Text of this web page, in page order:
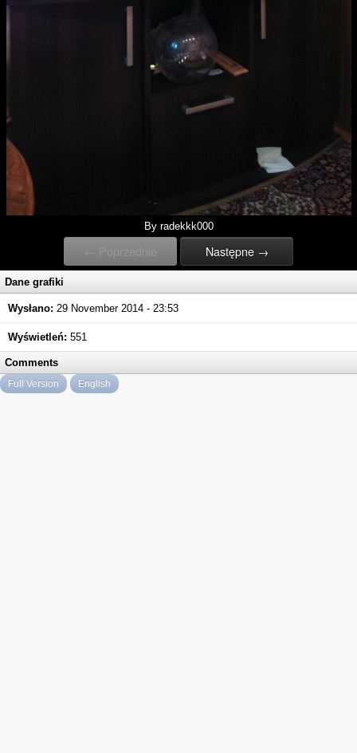
By radekkk000
← Poprzednie Następne →
Dane grafiki
Wysłano: 29 November 2014 - 23:53
Wyświetleń: 551
Comments
Full Version English